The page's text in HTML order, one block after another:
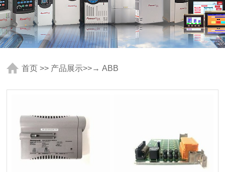
首页 >> 产品展示>>→ ABB